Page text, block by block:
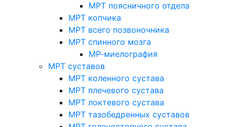
МРТ поясничного отдела
МРТ копчика
МРТ всего позвоночника
МРТ спинного мозга
МР-миелография
МРТ суставов
МРТ коленного сустава
МРТ плечевого сустава
МРТ локтевого сустава
МРТ тазобедренных суставов